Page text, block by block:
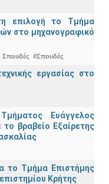
επιλογή το Τμήμα
στο μηχανογραφικό
Σπουδές #Σπουδές
εργασίας στο
Ευάγγελος
βραβείο Εξαίρετης
το Τμήμα Επιστήμης
Κρήτης